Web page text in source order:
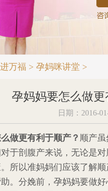
万福 > 孕妈咪讲堂 >
孕妈妈要怎么做
日期：2016-
做更有利于顺产？ 顺产
于剖腹产来说，无论是
所以准妈妈们应该了解
。分娩前，孕妈妈要做